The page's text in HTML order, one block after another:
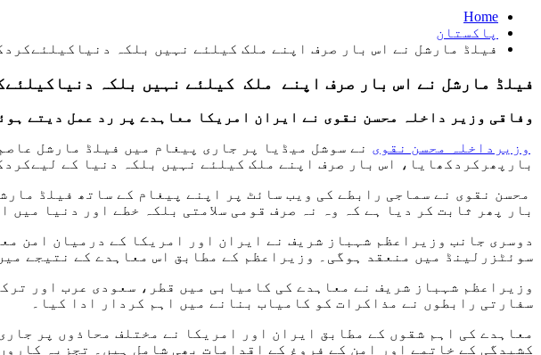
Home
پاکستان
فیلڈ مارشل نے اس بار صرف اپنے ملک کیلئے نہیں بلکہ
فیلڈ مارشل نے اس بار صرف اپنے ملک کیلئے نہیں بلکہ
وفاقی وزیر داخلہ محسن نقوی نے ایران امریکا معاہدے پر رد عمل دیتے
وزیرداخلہ محسن نقوی نے سوشل میڈیا پر جاری پیغام میں فیلڈ مارشل
بارپھرکردکھایا، اس بار صرف اپنے ملک کیلئے نہیں بلکہ دنیا کے
محسن نقوی نے سماجی رابطے کی ویب سائٹ پر اپنے پیغام کے ساتھ فیلڈ
بار پھر ثابت کر دیا ہے کہ وہ نہ صرف قومی سلامتی بلکہ خطے اور دنیا میں
سوئٹزرلینڈ میں منعقد ہوگی۔ وزیراعظم کے مطابق اس معاہدے کے نتیجے
وزیراعظم شہباز شریف نے معاہدے کی کامیابی میں قطر، سعودی عرب اور
سفارتی رابطوں نے مذاکرات کو کامیاب بنانے میں اہم کردار ادا کیا۔
معاہدے کی اہم شقوں کے مطابق ایران اور امریکا نے مختلف محاذوں پر
کشیدگی کے خاتمے اور امن کے فروغ کے اقدامات بھی شامل ہیں۔ تجزیہ